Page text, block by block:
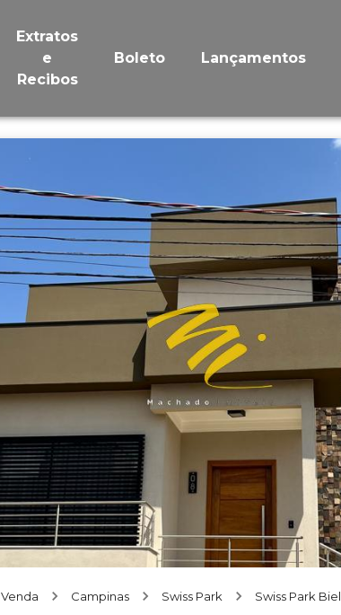
Extratos
e
Recibos
Boleto Lançamentos
Venda Campinas Swiss Park Swiss Park Biel